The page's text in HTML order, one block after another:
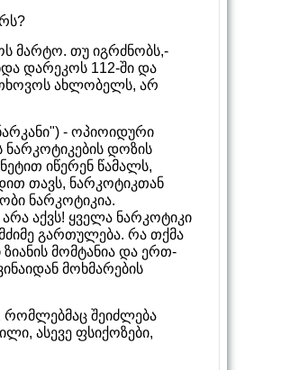
მარტო. თუ იგრძნობს,­
დარეკოს 112-ში და
ახლობელს, არ
- ოპიოიდური
დოზის
იწერენ წამალს,
თავს, ნარკოტიკთან
ნარკოტიკია.
აქვს! ყველა ნარკოტიკი
გართულება. რა თქმა
მომტანია და ერთ-
მოხმარების
რომლებმაც შეიძლება
ასევე ფსიქოზები,